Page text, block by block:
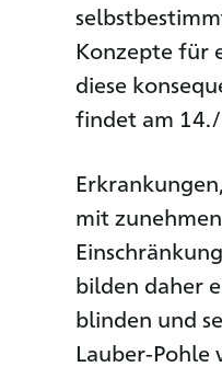
Konzepte für
diese
findet am
mit
bilden daher
blinden und
Lauber-Pohle